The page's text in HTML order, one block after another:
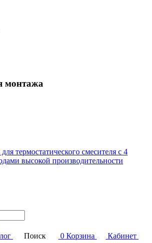
монтажа
термостатического смесителя с 4
высокой производительности
Поиск 0 Корзина
Кабинет